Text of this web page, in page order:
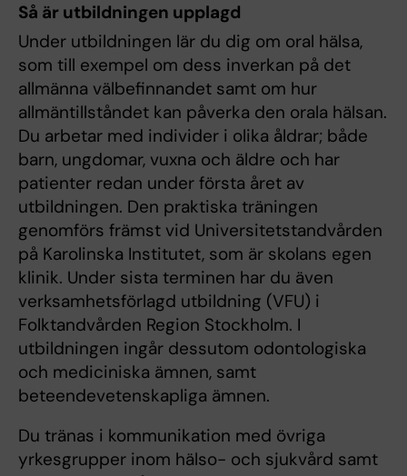
Så är utbildningen upplagd
Under utbildningen lär du dig om oral hälsa,
som till exempel om dess inverkan på det
allmänna välbefinnandet samt om hur
allmäntillståndet kan påverka den orala hälsan.
Du arbetar med individer i olika åldrar; både
barn, ungdomar, vuxna och äldre och har
patienter redan under första året av
utbildningen. Den praktiska träningen
genomförs främst vid Universitetstandvården
på Karolinska Institutet, som är skolans egen
klinik. Under sista terminen har du även
verksamhetsförlagd utbildning (VFU) i
Folktandvården Region Stockholm. I
utbildningen ingår dessutom odontologiska
och mediciniska ämnen, samt
beteendevetenskapliga ämnen.
Du tränas i kommunikation med övriga
yrkesgrupper inom hälso- och sjukvård samt